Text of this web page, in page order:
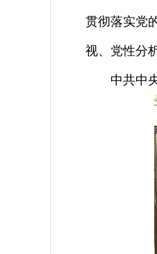
贯彻落实党
视、党性分
中共中央